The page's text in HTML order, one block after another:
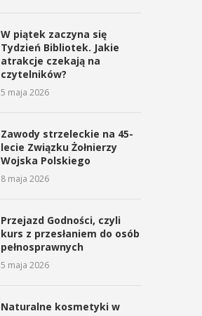
W piątek zaczyna się
Tydzień Bibliotek. Jakie
atrakcje czekają na
czytelników?
5 maja 2026
Zawody strzeleckie na 45-
lecie Związku Żołnierzy
Wojska Polskiego
8 maja 2026
Przejazd Godności, czyli
kurs z przesłaniem do osób
pełnosprawnych
5 maja 2026
Naturalne kosmetyki w